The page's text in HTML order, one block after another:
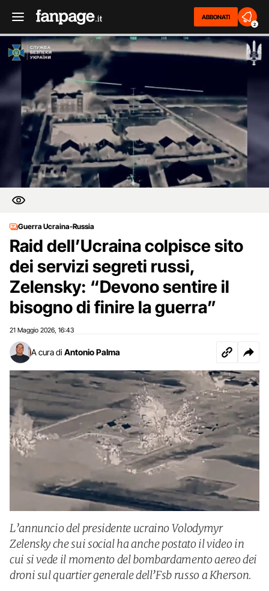
ABBONATI
2
Guerra Ucraina-Russia
Raid dell’Ucraina colpisce sito
dei servizi segreti russi,
Zelensky: “Devono sentire il
bisogno di finire la guerra”
21 Maggio 2026 16:43
A cura di Antonio Palma
L’annuncio del presidente ucraino Volodymyr
Zelensky che sui social ha anche postato il video in
cui si vede il momento del bombardamento aereo dei
droni sul quartier generale dell’Fsb russo a Kherson.